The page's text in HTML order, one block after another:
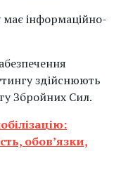
має інформаційно-
здійснюють
Збройних Сил.
обов’язки,